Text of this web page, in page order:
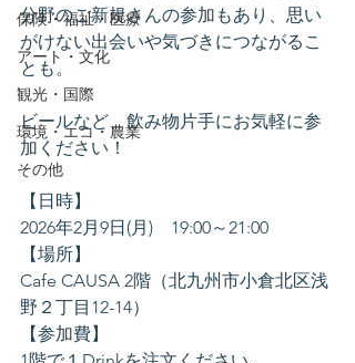
保険・福祉・医療
アート・文化
観光・国際
環境・エコ・農業
その他
分野のご新規さんの参加もあり、思い
がけない出会いや気づきにつながるこ
とも。
ビールなど、飲み物片手にお気軽に参
加ください！
【日時】
2026年2月9日(月)　19:00～21:00
【場所】
Cafe CAUSA 2階（北九州市小倉北区浅
野２丁目12-14）
【参加費】